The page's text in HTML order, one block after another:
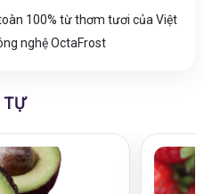
100% từ thơm tươi của Việt
nghệ OctaFrost
TỰ